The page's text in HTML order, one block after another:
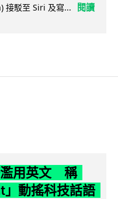
接駁至 Siri 及寫...
閱讀
濫用英文 稱
」動搖科技話語